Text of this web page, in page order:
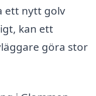
ett nytt golv
kan ett
göra stor